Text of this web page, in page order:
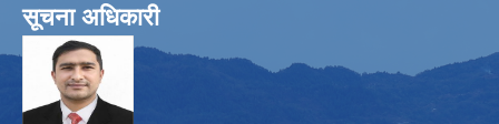
सूचना अधिकारी